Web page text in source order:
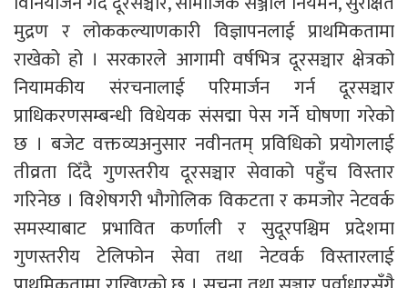
मुद्रण र लोककल्याणकारी विज्ञापनलाई प्राथमिकतामा
राखेको हो । सरकारले आगामी वर्षभित्र दूरसञ्चार क्षेत्रको
नियामकीय संरचनालाई परिमार्जन गर्न दूरसञ्चार
प्राधिकरणसम्बन्धी विधेयक संसद्मा पेस गर्ने घोषणा गरेको
छ । बजेट वक्तव्यअनुसार नवीनतम् प्रविधिको प्रयोगलाई
तीव्रता दिँदै गुणस्तरीय दूरसञ्चार सेवाको पहुँच विस्तार
गरिनेछ । विशेषगरी भौगोलिक विकटता र कमजोर नेटवर्क
समस्याबाट प्रभावित कर्णाली र सुदूरपश्चिम प्रदेशमा
गुणस्तरीय टेलिफोन सेवा तथा नेटवर्क विस्तारलाई